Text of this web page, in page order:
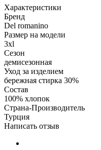
Характеристики
Бренд
Del romanino
Размер на модели
3xl
Сезон
демисезонная
Уход за изделием
бережная стирка 30%
Состав
100% хлопок
Страна-Производитель
Турция
Написать отзыв